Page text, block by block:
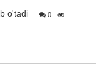
o'tadi 0